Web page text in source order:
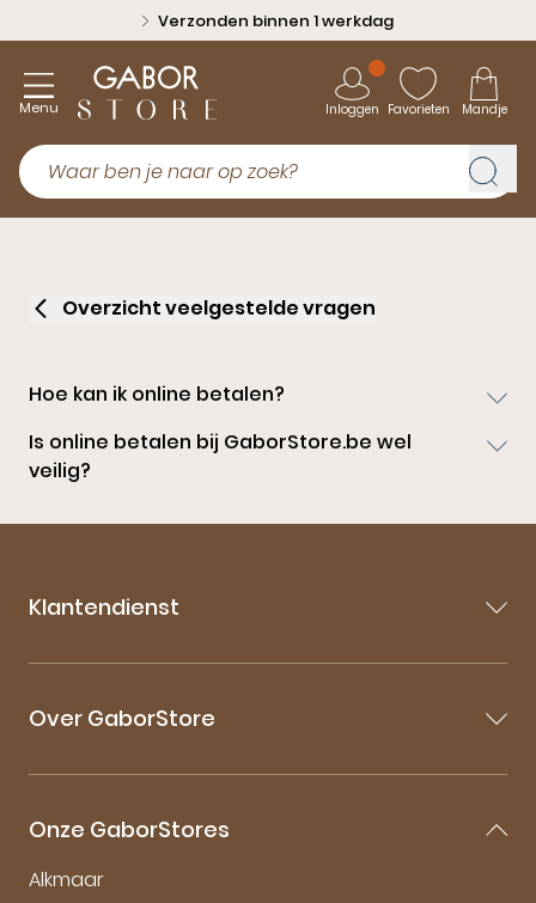
Verzonden binnen 1 werkdag
Menu Inloggen Favorieten Mandje
Overzicht veelgestelde vragen
Hoe kan ik online betalen?
Is online betalen bij GaborStore.be wel
veilig?
Onze GaborStores
Alkmaar
Klantendienst
Contact
Bestellen & Bezorgen
Garantie & Klachten
Over GaborStore
Over Gabor
Onderhoudstips
Duurzaamheid bij Gabor